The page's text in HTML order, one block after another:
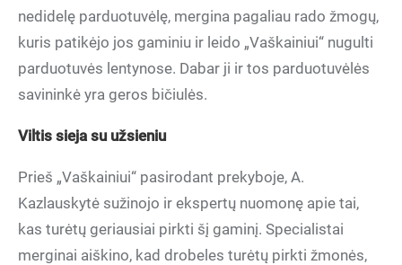
nedidelę parduotuvėlę, mergina pagaliau rado žmogų,
kuris patikėjo jos gaminiu ir leido „Vaškainiui“ nugulti
parduotuvės lentynose. Dabar ji ir tos parduotuvėlės
savininkė yra geros bičiulės.
Viltis sieja su užsieniu
Prieš „Vaškainiui“ pasirodant prekyboje, A.
Kazlauskytė sužinojo ir ekspertų nuomonę apie tai,
kas turėtų geriausiai pirkti šį gaminį. Specialistai
merginai aiškino, kad drobeles turėtų pirkti žmonės,